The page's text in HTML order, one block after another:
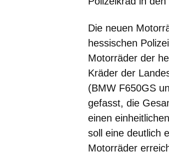
Die neuen
hessischen
Motorräder der
Kräder der
(BMW F650GS
gefasst, die
einen
soll eine deutlich
Motorräder